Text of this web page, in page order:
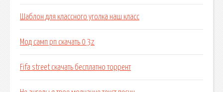
Шаблон для классного уголка наш класс
Мод самп рп скачать 0 3z
Fifa street скачать бесплатно торрент